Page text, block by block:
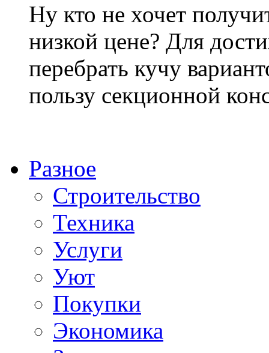
Ну кто не хочет
низкой цене? Для
перебрать кучу
пользу секционной
Разное
Строительство
Техника
Услуги
Уют
Покупки
Экономика